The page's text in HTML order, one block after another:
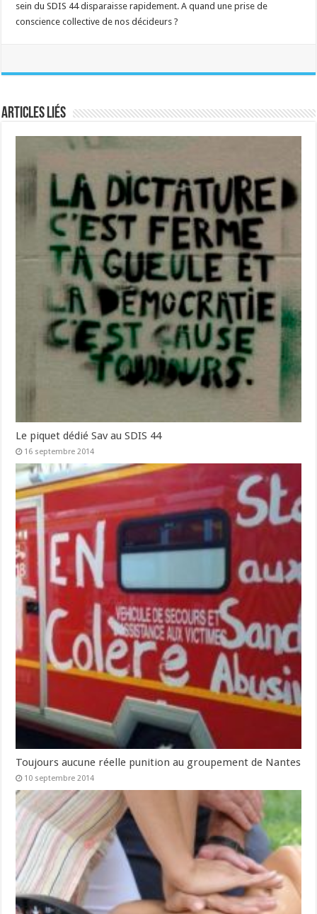
sein du SDIS 44 disparaisse rapidement. A quand une prise de
conscience collective de nos décideurs ?
Articles liés
Le piquet dédié Sav au SDIS 44
16 septembre 2014
Toujours aucune réelle punition au groupement de Nantes
10 septembre 2014